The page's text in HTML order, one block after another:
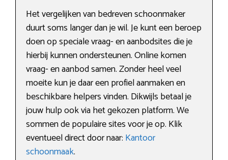
Het vergelijken van bedreven schoonmaker
duurt soms langer dan je wil. Je kunt een beroep
doen op speciale vraag- en aanbodsites die je
hierbij kunnen ondersteunen. Online komen
vraag- en aanbod samen. Zonder heel veel
moeite kun je daar een profiel aanmaken en
beschikbare helpers vinden. Dikwijls betaal je
jouw hulp ook via het gekozen platform. We
sommen de populaire sites voor je op. Klik
eventueel direct door naar: Kantoor
schoonmaak.